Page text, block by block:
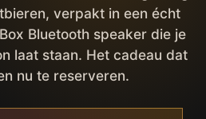
verpakt in een écht
Bluetooth speaker die je
laat staan. Het cadeau dat
nu te reserveren.